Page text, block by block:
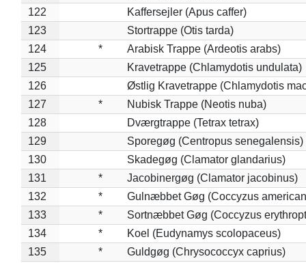
122
Kaffersejler (Apus caffer)
123
Stortrappe (Otis tarda)
124
*
Arabisk Trappe (Ardeotis arabs)
125
Kravetrappe (Chlamydotis undulata)
126
Østlig Kravetrappe (Chlamydotis
127
*
Nubisk Trappe (Neotis nuba)
128
Dværgtrappe (Tetrax tetrax)
129
Sporegøg (Centropus senegalensis)
130
Skadegøg (Clamator glandarius)
131
*
Jacobinergøg (Clamator jacobinus)
132
*
Gulnæbbet Gøg (Coccyzus
133
*
Sortnæbbet Gøg (Coccyzus
134
*
Koel (Eudynamys scolopaceus)
135
*
Guldgøg (Chrysococcyx caprius)